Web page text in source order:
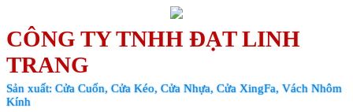
CÔNG TY TNHH ĐẠT LINH
TRANG
Sản xuất: Cửa Cuốn, Cửa Kéo, Cửa Nhựa, Cửa XingFa, Vách Nhôm
Kính